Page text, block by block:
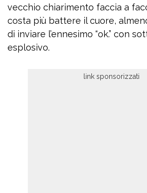
vecchio chiarimento faccia a
costa più battere il cuore,
di inviare l’ennesimo “ok.” con
esplosivo.